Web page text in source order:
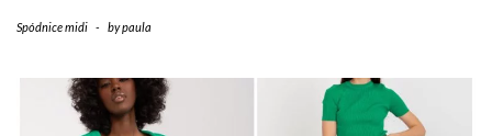
Spódnice midi - bypaula